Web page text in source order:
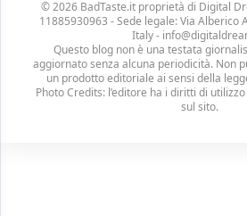
© 2026 BadTaste.it proprietà di Digital
11885930963 - Sede legale: Via Alberico
Italy -
Questo blog non è una testata
aggiornato senza alcuna periodicità. Non
un prodotto editoriale ai sensi della
Photo Credits: l’editore ha i diritti di
sul sito.